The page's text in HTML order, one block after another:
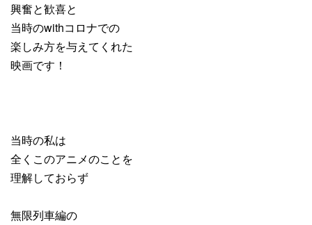
興奮と歓喜と
当時のwithコロナでの
楽しみ方を与えてくれた
映画です！
当時の私は
全くこのアニメのことを
理解しておらず
無限列車編の